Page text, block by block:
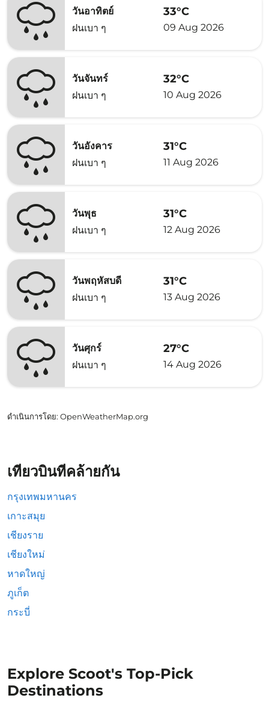
วันอาทิตย์
ฝนเบา ๆ
33°C
09 Aug 2026
วันจันทร์
ฝนเบา ๆ
32°C
10 Aug 2026
วันอังคาร
ฝนเบา ๆ
31°C
11 Aug 2026
วันพุธ
ฝนเบา ๆ
31°C
12 Aug 2026
วันพฤหัสบดี
ฝนเบา ๆ
31°C
13 Aug 2026
วันศุกร์
ฝนเบา ๆ
27°C
14 Aug 2026
ดำเนินการโดย: OpenWeatherMap.org
เที่ยวบินที่คล้ายกัน
กรุงเทพมหานคร
เกาะสมุย
เชียงราย
เชียงใหม่
หาดใหญ่
ภูเก็ต
กระบี่
Explore Scoot's Top-Pick
Destinations